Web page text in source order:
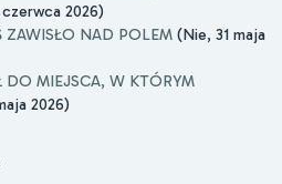
czerwca 2026)
ZAWISŁO NAD POLEM (Nie, 31 maja
DO MIEJSCA, W KTÓRYM
2026)